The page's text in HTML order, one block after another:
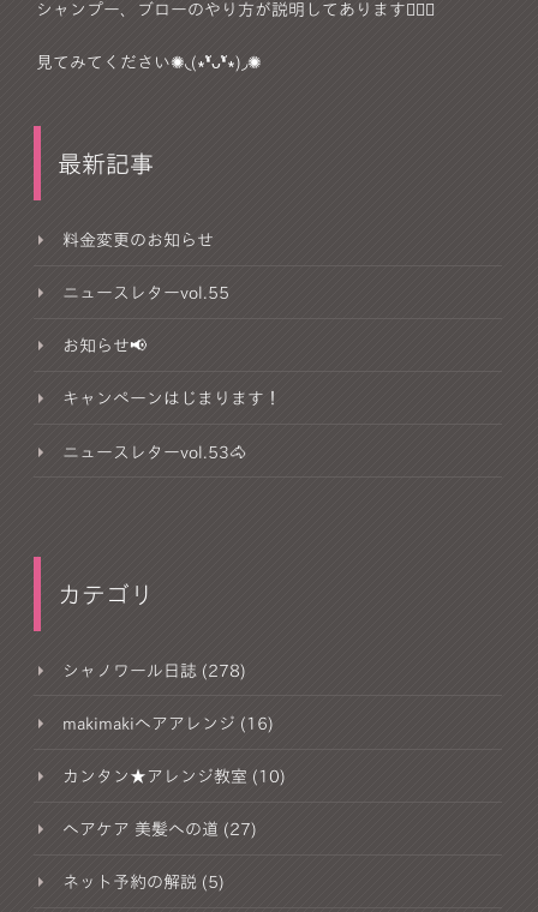
シャンプー、ブローのやり方が説明してあります🙋🏼‍♀️
見てみてください✺◟(∗❛ัᴗ❛ั∗)◞✺
最新記事
料金変更のお知らせ
ニュースレターvol.55
お知らせ📢
キャンペーンはじまります！
ニュースレターvol.53🐴
カテゴリ
シャノワール日誌 (278)
makimakiヘアアレンジ (16)
カンタン★アレンジ教室 (10)
ヘアケア 美髪への道 (27)
ネット予約の解説 (5)